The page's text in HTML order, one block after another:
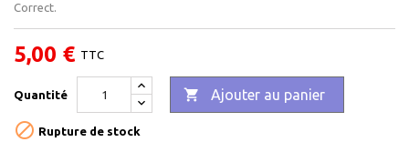
Correct.
5,00 € TTC
Quantité  Ajouter au panier
 Rupture de stock